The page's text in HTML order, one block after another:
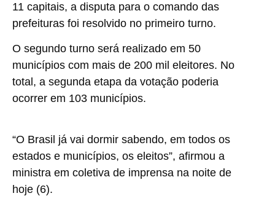
11 capitais, a disputa para o comando das
prefeituras foi resolvido no primeiro turno.
O segundo turno será realizado em 50
municípios com mais de 200 mil eleitores. No
total, a segunda etapa da votação poderia
ocorrer em 103 municípios.
“O Brasil já vai dormir sabendo, em todos os
estados e municípios, os eleitos”, afirmou a
ministra em coletiva de imprensa na noite de
hoje (6).